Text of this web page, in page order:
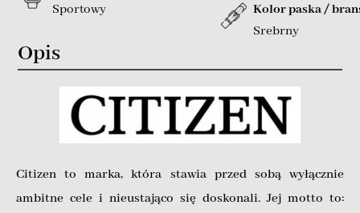
Sportowy
Kolor paska /
Srebrny
Opis
Citizen to marka, która stawia przed sobą wyłącznie
ambitne cele i nieustająco się doskonali. Jej motto to: